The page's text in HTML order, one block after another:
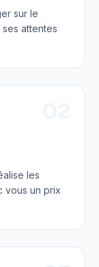
sur le
attentes
les
vous un prix